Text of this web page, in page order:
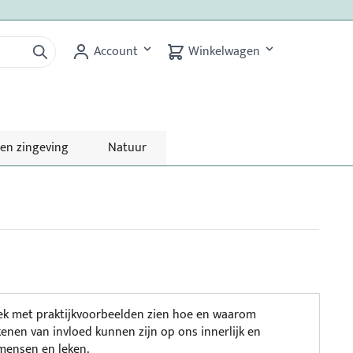
Account Winkelwagen
zingeving Natuur
met praktijkvoorbeelden zien hoe en waarom
van invloed kunnen zijn op ons innerlijk en